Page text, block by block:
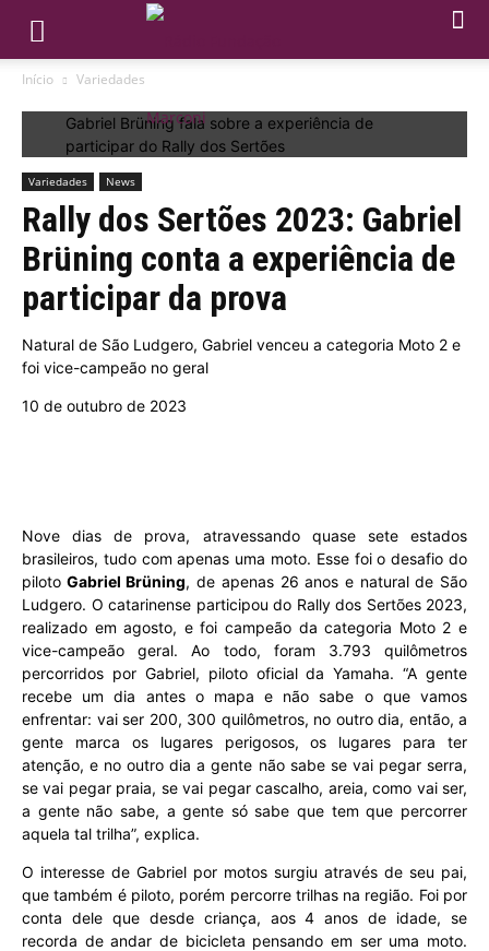
Início Variedades
Gabriel Brüning fala sobre a experiência de
participar do Rally dos Sertões
Variedades News
Rally dos Sertões 2023: Gabriel
Brüning conta a experiência de
participar da prova
Natural de São Ludgero, Gabriel venceu a categoria Moto 2 e
foi vice-campeão no geral
10 de outubro de 2023
Nove dias de prova, atravessando quase sete estados
brasileiros, tudo com apenas uma moto. Esse foi o desafio do
piloto Gabriel Brüning, de apenas 26 anos e natural de São
Ludgero. O catarinense participou do Rally dos Sertões 2023,
realizado em agosto, e foi campeão da categoria Moto 2 e
vice-campeão geral. Ao todo, foram 3.793 quilômetros
percorridos por Gabriel, piloto oficial da Yamaha. “A gente
recebe um dia antes o mapa e não sabe o que vamos
enfrentar: vai ser 200, 300 quilômetros, no outro dia, então, a
gente marca os lugares perigosos, os lugares para ter
atenção, e no outro dia a gente não sabe se vai pegar serra,
se vai pegar praia, se vai pegar cascalho, areia, como vai ser,
a gente não sabe, a gente só sabe que tem que percorrer
aquela tal trilha”, explica.
O interesse de Gabriel por motos surgiu através de seu pai,
que também é piloto, porém percorre trilhas na região. Foi por
conta dele que desde criança, aos 4 anos de idade, se
recorda de andar de bicicleta pensando em ser uma moto.